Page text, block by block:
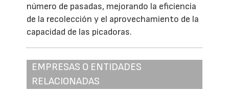
número de pasadas, mejorando la eficiencia
de la recolección y el aprovechamiento de la
capacidad de las picadoras.
EMPRESAS O ENTIDADES
RELACIONADAS